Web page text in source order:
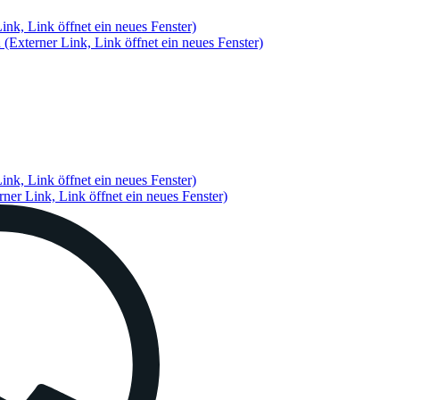
Link öffnet ein neues Fenster)
(Externer Link, Link öffnet ein neues Fenster)
Link öffnet ein neues Fenster)
Link, Link öffnet ein neues Fenster)